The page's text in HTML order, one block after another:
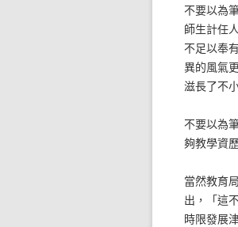
不要以為
師生計任
不足以奉
異的風氣
滋長了不
不要以為
夠教學資
當然教育
出，「這
時限發展